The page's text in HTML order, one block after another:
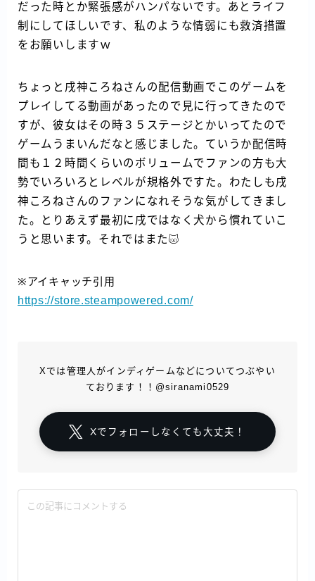
だった時とか緊張感がハンパないです。あとライフ
制にしてほしいです、私のような情弱にも救済措置
をお願いしますｗ
ちょっと戌神ころねさんの配信動画でこのゲームを
プレイしてる動画があったので見に行ってきたので
すが、彼女はその時３５ステージとかいってたので
ゲームうまいんだなと感じました。ていうか配信時
間も１２時間くらいのボリュームでファンの方も大
勢でいろいろとレベルが規格外ですた。わたしも戌
神ころねさんのファンになれそうな気がしてきまし
た。とりあえず最初に戌ではなく犬から慣れていこ
うと思います。それではまた
※アイキャッチ引用
https://store.steampowered.com/
Xでは管理人がインディゲームなどについてつぶやい
ております！！@siranami0529
Xでフォローしなくても大丈夫！